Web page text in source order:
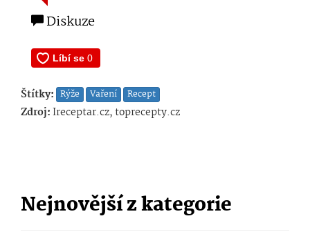
Diskuze
Štítky: Rýže Vaření Recept
Zdroj:Ireceptar.cz, toprecepty.cz
Nejnovější z kategorie